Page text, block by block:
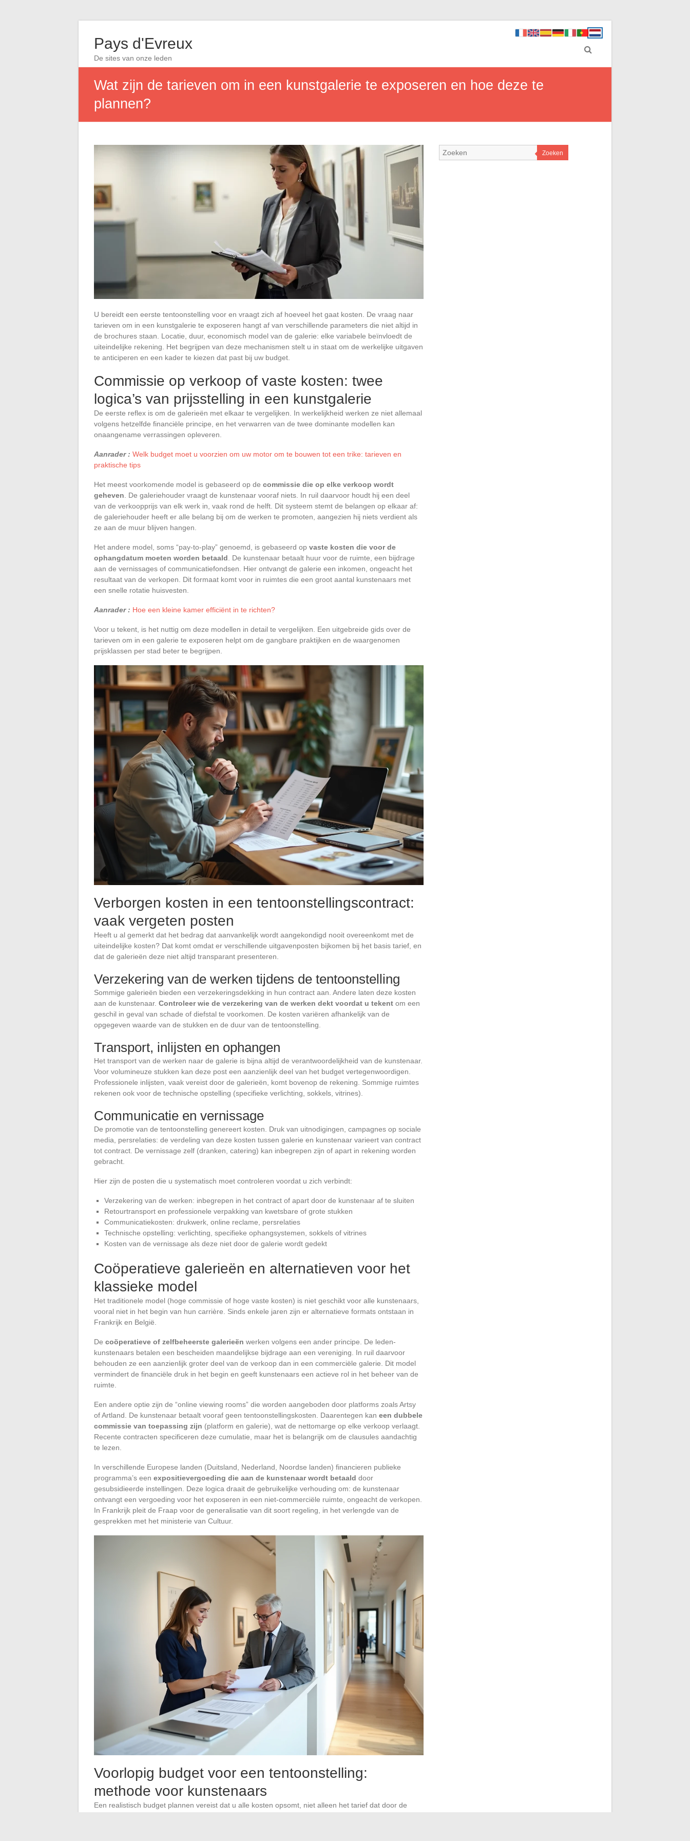
Pays d'Evreux
De sites van onze leden
Wat zijn de tarieven om in een kunstgalerie te exposeren en hoe deze te
plannen?
U bereidt een eerste tentoonstelling voor en vraagt zich af hoeveel het gaat kosten. De vraag naar
tarieven om in een kunstgalerie te exposeren hangt af van verschillende parameters die niet altijd in
de brochures staan. Locatie, duur, economisch model van de galerie: elke variabele beïnvloedt de
uiteindelijke rekening. Het begrijpen van deze mechanismen stelt u in staat om de werkelijke uitgaven
te anticiperen en een kader te kiezen dat past bij uw budget.
Commissie op verkoop of vaste kosten: twee
logica’s van prijsstelling in een kunstgalerie
De eerste reflex is om de galerieën met elkaar te vergelijken. In werkelijkheid werken ze niet allemaal
volgens hetzelfde financiële principe, en het verwarren van de twee dominante modellen kan
onaangename verrassingen opleveren.
Aanrader : Welk budget moet u voorzien om uw motor om te bouwen tot een trike: tarieven en
praktische tips
Het meest voorkomende model is gebaseerd op de commissie die op elke verkoop wordt
geheven . De galeriehouder vraagt de kunstenaar vooraf niets. In ruil daarvoor houdt hij een deel
van de verkoopprijs van elk werk in, vaak rond de helft. Dit systeem stemt de belangen op elkaar af:
de galeriehouder heeft er alle belang bij om de werken te promoten, aangezien hij niets verdient als
ze aan de muur blijven hangen.
Het andere model, soms “pay-to-play” genoemd, is gebaseerd op vaste kosten die voor de
ophangdatum moeten worden betaald . De kunstenaar betaalt huur voor de ruimte, een bijdrage
aan de vernissages of communicatiefondsen. Hier ontvangt de galerie een inkomen, ongeacht het
resultaat van de verkopen. Dit formaat komt voor in ruimtes die een groot aantal kunstenaars met
een snelle rotatie huisvesten.
Aanrader : Hoe een kleine kamer efficiënt in te richten?
Voor u tekent, is het nuttig om deze modellen in detail te vergelijken. Een uitgebreide gids over de
tarieven om in een galerie te exposeren helpt om de gangbare praktijken en de waargenomen
prijsklassen per stad beter te begrijpen.
Verborgen kosten in een tentoonstellingscontract:
vaak vergeten posten
Heeft u al gemerkt dat het bedrag dat aanvankelijk wordt aangekondigd nooit overeenkomt met de
uiteindelijke kosten? Dat komt omdat er verschillende uitgavenposten bijkomen bij het basis tarief, en
dat de galerieën deze niet altijd transparant presenteren.
Verzekering van de werken tijdens de tentoonstelling
Sommige galerieën bieden een verzekeringsdekking in hun contract aan. Andere laten deze kosten
aan de kunstenaar. Controleer wie de verzekering van de werken dekt voordat u tekent om een
geschil in geval van schade of diefstal te voorkomen. De kosten variëren afhankelijk van de
opgegeven waarde van de stukken en de duur van de tentoonstelling.
Transport, inlijsten en ophangen
Het transport van de werken naar de galerie is bijna altijd de verantwoordelijkheid van de kunstenaar.
Voor volumineuze stukken kan deze post een aanzienlijk deel van het budget vertegenwoordigen.
Professionele inlijsten, vaak vereist door de galerieën, komt bovenop de rekening. Sommige ruimtes
rekenen ook voor de technische opstelling (specifieke verlichting, sokkels, vitrines).
Communicatie en vernissage
De promotie van de tentoonstelling genereert kosten. Druk van uitnodigingen, campagnes op sociale
media, persrelaties: de verdeling van deze kosten tussen galerie en kunstenaar varieert van contract
tot contract. De vernissage zelf (dranken, catering) kan inbegrepen zijn of apart in rekening worden
gebracht.
Hier zijn de posten die u systematisch moet controleren voordat u zich verbindt:
Verzekering van de werken: inbegrepen in het contract of apart door de kunstenaar af te sluiten
Retourtransport en professionele verpakking van kwetsbare of grote stukken
Communicatiekosten: drukwerk, online reclame, persrelaties
Technische opstelling: verlichting, specifieke ophangsystemen, sokkels of vitrines
Kosten van de vernissage als deze niet door de galerie wordt gedekt
Coöperatieve galerieën en alternatieven voor het
klassieke model
Het traditionele model (hoge commissie of hoge vaste kosten) is niet geschikt voor alle kunstenaars,
vooral niet in het begin van hun carrière. Sinds enkele jaren zijn er alternatieve formats ontstaan in
Frankrijk en België.
De coöperatieve of zelfbeheerste galerieën werken volgens een ander principe. De leden-
kunstenaars betalen een bescheiden maandelijkse bijdrage aan een vereniging. In ruil daarvoor
behouden ze een aanzienlijk groter deel van de verkoop dan in een commerciële galerie. Dit model
vermindert de financiële druk in het begin en geeft kunstenaars een actieve rol in het beheer van de
ruimte.
Een andere optie zijn de “online viewing rooms” die worden aangeboden door platforms zoals Artsy
of Artland. De kunstenaar betaalt vooraf geen tentoonstellingskosten. Daarentegen kan een dubbele
commissie van toepassing zijn (platform en galerie), wat de nettomarge op elke verkoop verlaagt.
Recente contracten specificeren deze cumulatie, maar het is belangrijk om de clausules aandachtig
te lezen.
In verschillende Europese landen (Duitsland, Nederland, Noordse landen) financieren publieke
programma’s een expositievergoeding die aan de kunstenaar wordt betaald door
gesubsidieerde instellingen. Deze logica draait de gebruikelijke verhouding om: de kunstenaar
ontvangt een vergoeding voor het exposeren in een niet-commerciële ruimte, ongeacht de verkopen.
In Frankrijk pleit de Fraap voor de generalisatie van dit soort regeling, in het verlengde van de
gesprekken met het ministerie van Cultuur.
Voorlopig budget voor een tentoonstelling:
methode voor kunstenaars
Een realistisch budget plannen vereist dat u alle kosten opsomt, niet alleen het tarief dat door de
Zoeken